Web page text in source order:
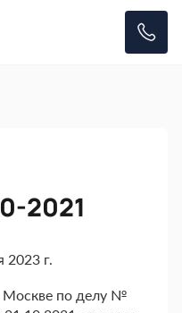
2021
2023 г.
Москве по делу №